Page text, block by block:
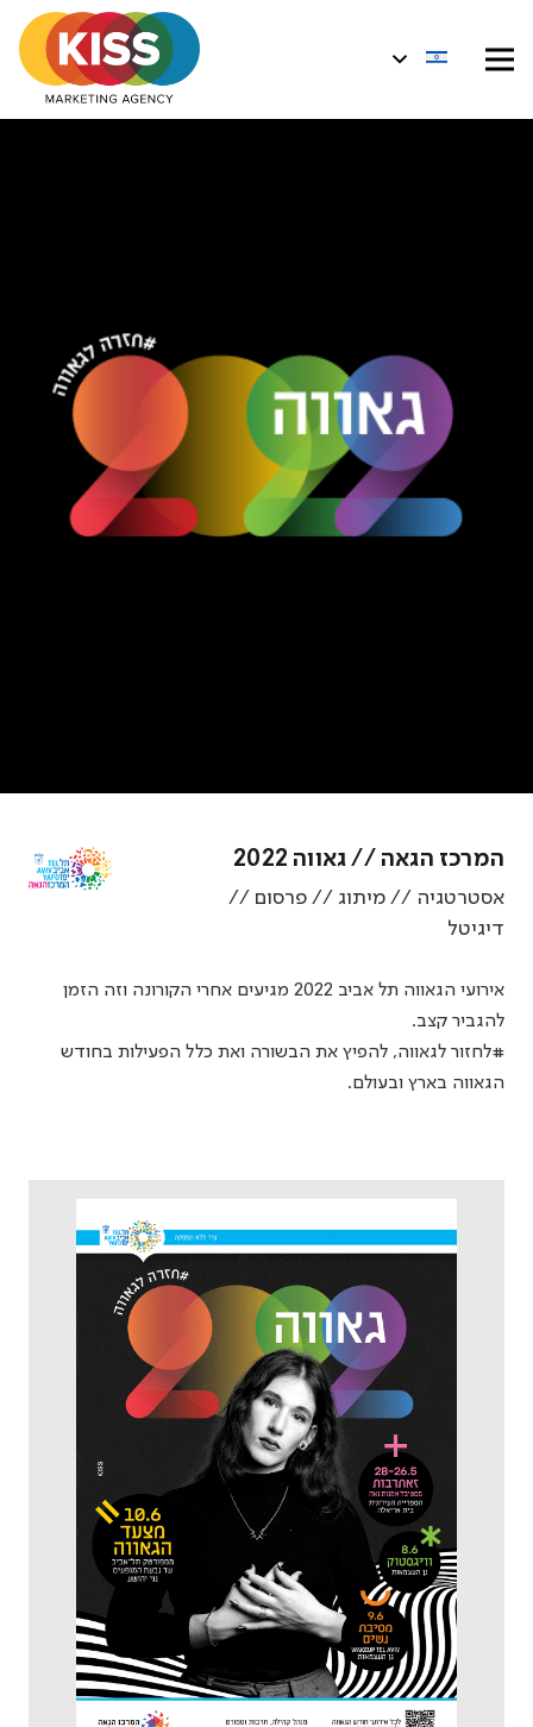
המרכז הגאה // גאווה 2022
אסטרטגיה // מיתוג // פרסום //
דיגיטל
אירועי הגאווה תל אביב 2022 מגיעים אחרי הקורונה וזה הזמן
להגביר קצב.
#לחזור לגאווה, להפיץ את הבשורה ואת כלל הפעילות בחודש
הגאווה בארץ ובעולם.